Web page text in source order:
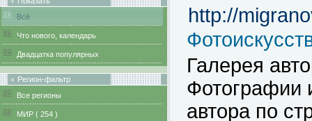
Всё
Что нового, календарь
Двадцатка популярных
Регион-фильтр
Все регионы
MИР ( 254 )
http://
Галерея
Фотографии
автора по